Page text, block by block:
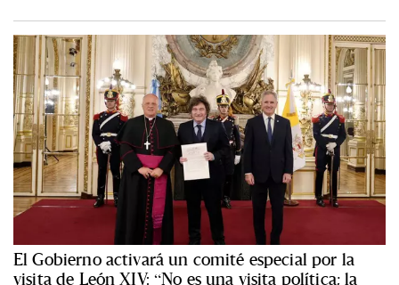
El Gobierno activará un comité especial por la
visita de León XIV: “No es una visita política; la